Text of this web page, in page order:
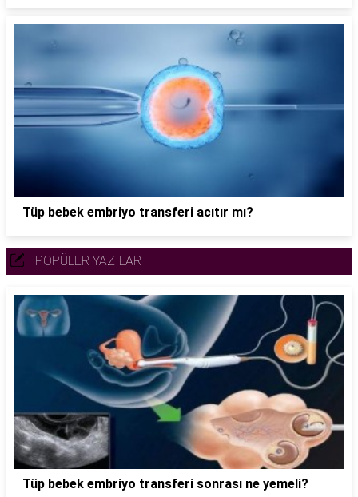
Tüp bebek embriyo transferi acıtır mı?
POPÜLER YAZILAR
Tüp bebek embriyo transferi sonrası ne yemeli?